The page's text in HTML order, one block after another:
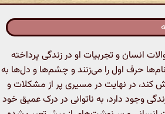
انسان و تجربیات او در زندگی پرداخته
حرف اول را می‌زنند و چشم‌ها و دل‌ها به
کند، در نهایت در مسیری پر از مشکلات و
وجود دارد، به ناتوانی در درک عمیق خود